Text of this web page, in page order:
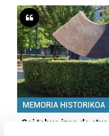
MEMORIA HISTORIKOA
«Gai tabua izan da